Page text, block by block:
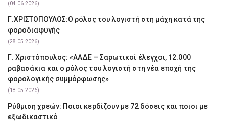
(04.06.2026)
Γ.ΧΡΙΣΤΟΠΟΥΛΟΣ:Ο ρόλος του λογιστή στη μάχη κατά της
φοροδιαφυγής
(28.05.2026)
Γ. Χριστόπουλος: «ΑΑΔΕ – Σαρωτικοί έλεγχοι, 12.000
ραβασάκια και ο ρόλος του λογιστή στη νέα εποχή της
φορολογικής συμμόρφωσης»
(18.05.2026)
Ρύθμιση χρεών: Ποιοι κερδίζουν με 72 δόσεις και ποιοι με
εξωδικαστικό